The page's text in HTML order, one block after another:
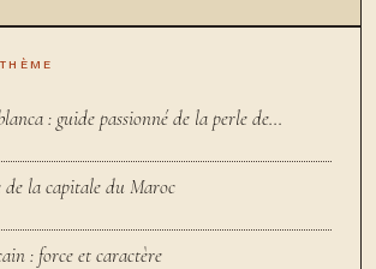
: guide passionné de la perle de…
de la capitale du Maroc
: force et caractère